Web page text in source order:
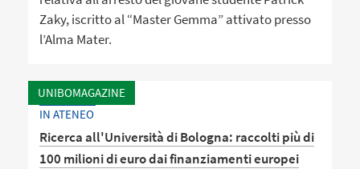
Zaky, iscritto al “Master Gemma” attivato presso
l’Alma Mater.
UNIBOMAGAZINE
IN ATENEO
Ricerca all'Università di Bologna: raccolti più di
100 milioni di euro dai finanziamenti europei